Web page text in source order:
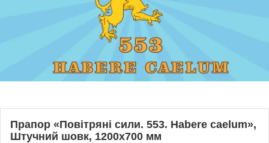
Прапор «Повітряні сили. 553. Habere caelum»,
Штучний шовк, 1200х700 мм